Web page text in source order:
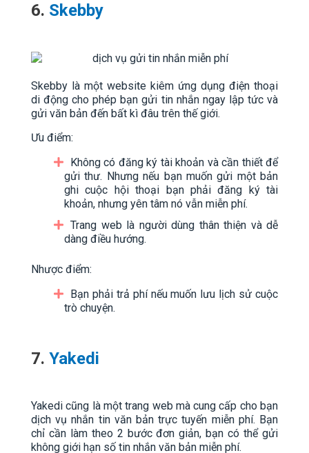
6. Skebby
Skebby là một website kiêm ứng dụng điện thoại
di động cho phép bạn gửi tin nhắn ngay lập tức và
gửi văn bản đến bất kì đâu trên thế giới.
Ưu điểm:
Không có đăng ký tài khoản và cần thiết để
gửi thư. Nhưng nếu bạn muốn gửi một bản
ghi cuộc hội thoại bạn phải đăng ký tài
khoản, nhưng yên tâm nó vẫn miễn phí.
Trang web là người dùng thân thiện và dễ
dàng điều hướng.
Nhược điểm:
Bạn phải trả phí nếu muốn lưu lịch sử cuộc
trò chuyện.
7. Yakedi
Yakedi cũng là một trang web mà cung cấp cho bạn
dịch vụ nhắn tin văn bản trực tuyến miễn phí. Bạn
chỉ cần làm theo 2 bước đơn giản, bạn có thể gửi
không giới hạn số tin nhắn văn bản miễn phí.